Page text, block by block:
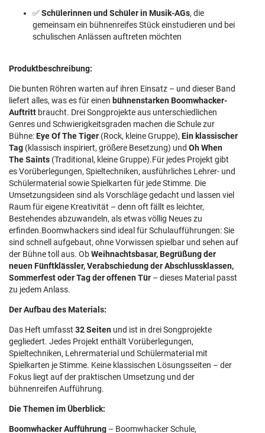
✅Schülerinnen und Schüler in Musik-AGs, die
gemeinsam ein bühnenreifes Stück einstudieren und bei
schulischen Anlässen auftreten möchten
Produktbeschreibung:
Die bunten Röhren warten auf ihren Einsatz – und dieser Band
liefert alles, was es für einen bühnenstarken Boomwhacker-
Auftritt braucht. Drei Songprojekte aus unterschiedlichen
Genres und Schwierigkeitsgraden machen die Schule zur
Bühne:Eye Of The Tiger (Rock, kleine Gruppe), Ein klassischer
Tag (klassisch inspiriert, größere Besetzung) und Oh When
The Saints (Traditional, kleine Gruppe).Für jedes Projekt gibt
es Vorüberlegungen, Spieltechniken, ausführliches Lehrer- und
Schülermaterial sowie Spielkarten für jede Stimme. Die
Umsetzungsideen sind als Vorschläge gedacht und lassen viel
Raum für eigene Kreativität – denn oft fällt es leichter,
Bestehendes abzuwandeln, als etwas völlig Neues zu
erfinden.Boomwhackers sind ideal für Schulaufführungen: Sie
sind schnell aufgebaut, ohne Vorwissen spielbar und sehen auf
der Bühne toll aus. ObWeihnachtsbasar, Begrüßung der
neuen Fünftklässler, Verabschiedung der Abschlussklassen,
Sommerfest oder Tag der offenen Tür – dieses Material passt
zu jedem Anlass.
Der Aufbau des Materials:
Das Heft umfasst 32 Seiten und ist in drei Songprojekte
gegliedert. Jedes Projekt enthält Vorüberlegungen,
Spieltechniken, Lehrermaterial und Schülermaterial mit
Spielkarten je Stimme. Keine klassischen Lösungsseiten – der
Fokus liegt auf der praktischen Umsetzung und der
bühnenreifen Aufführung.
Die Themen im Überblick:
Boomwhacker Aufführung – Boomwhacker Schule,